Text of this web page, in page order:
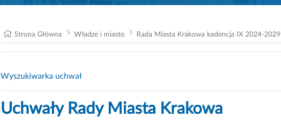
Strona Główna Władze i miasto Rada Miasta Krakowa kadencja IX 2024-2029
Wyszukiwarka uchwał
Uchwały Rady Miasta Krakowa